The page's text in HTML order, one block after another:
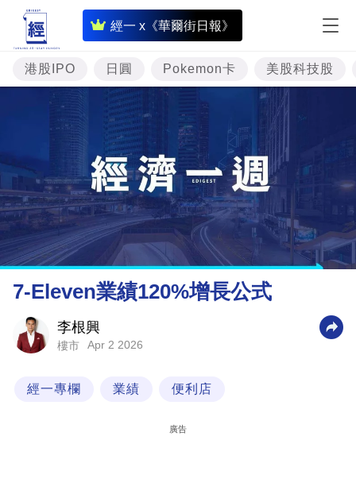
經一 x《華爾街日報》
即
時
財
經
專
題
投
資
樓
市
理
財
業
港股IPO 日圓 Pokemon卡 美股科技股
7-Eleven業績120%增長公式
李根興
樓市 Apr 2 2026
經一專欄 業績 便利店
廣告